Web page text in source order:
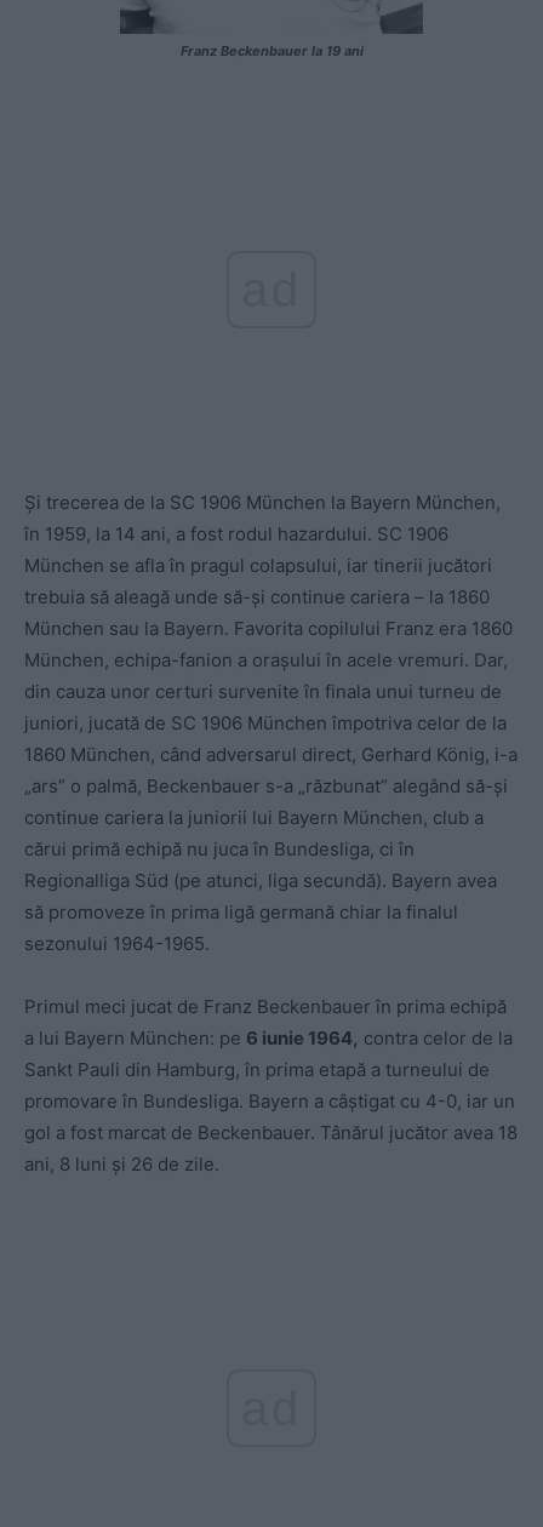
Franz Beckenbauer la 19 ani
Și trecerea de la SC 1906 München la Bayern München,
în 1959, la 14 ani, a fost rodul hazardului. SC 1906
München se afla în pragul colapsului, iar tinerii jucători
trebuia să aleagă unde să-și continue cariera – la 1860
München sau la Bayern. Favorita copilului Franz era 1860
München, echipa-fanion a orașului în acele vremuri. Dar,
din cauza unor certuri survenite în finala unui turneu de
juniori, jucată de SC 1906 München împotriva celor de la
1860 München, când adversarul direct, Gerhard König, i-a
„ars” o palmă, Beckenbauer s-a „răzbunat” alegând să-și
continue cariera la juniorii lui Bayern München, club a
cărui primă echipă nu juca în Bundesliga, ci în
Regionalliga Süd (pe atunci, liga secundă). Bayern avea
să promoveze în prima ligă germană chiar la finalul
sezonului 1964-1965.
Primul meci jucat de Franz Beckenbauer în prima echipă
a lui Bayern München: pe 6 iunie 1964, contra celor de la
Sankt Pauli din Hamburg, în prima etapă a turneului de
promovare în Bundesliga. Bayern a câștigat cu 4-0, iar un
gol a fost marcat de Beckenbauer. Tânărul jucător avea 18
ani, 8 luni și 26 de zile.